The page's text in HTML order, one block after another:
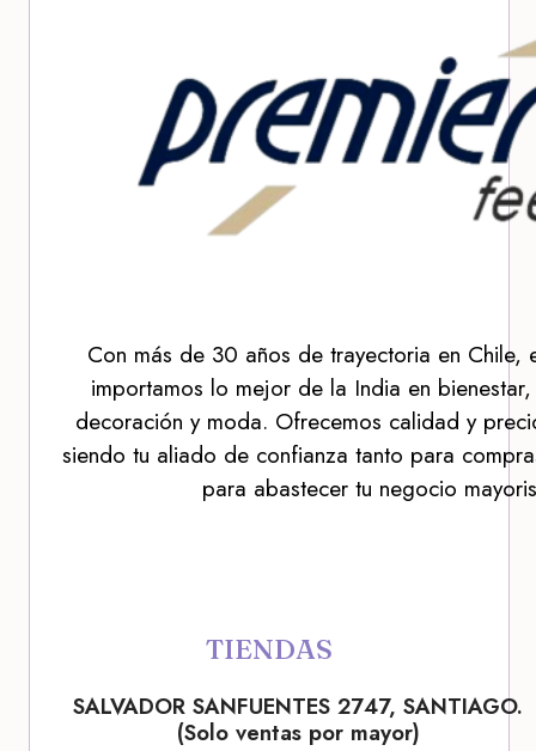
Con más de 30 años de trayectoria en Chile,
importamos lo mejor de la India en
decoración y moda. Ofrecemos calidad y
siendo tu aliado de confianza tanto para
para abastecer tu negocio
TIENDAS
SALVADOR SANFUENTES 2747, SANTIAGO.
(Solo ventas por mayor)